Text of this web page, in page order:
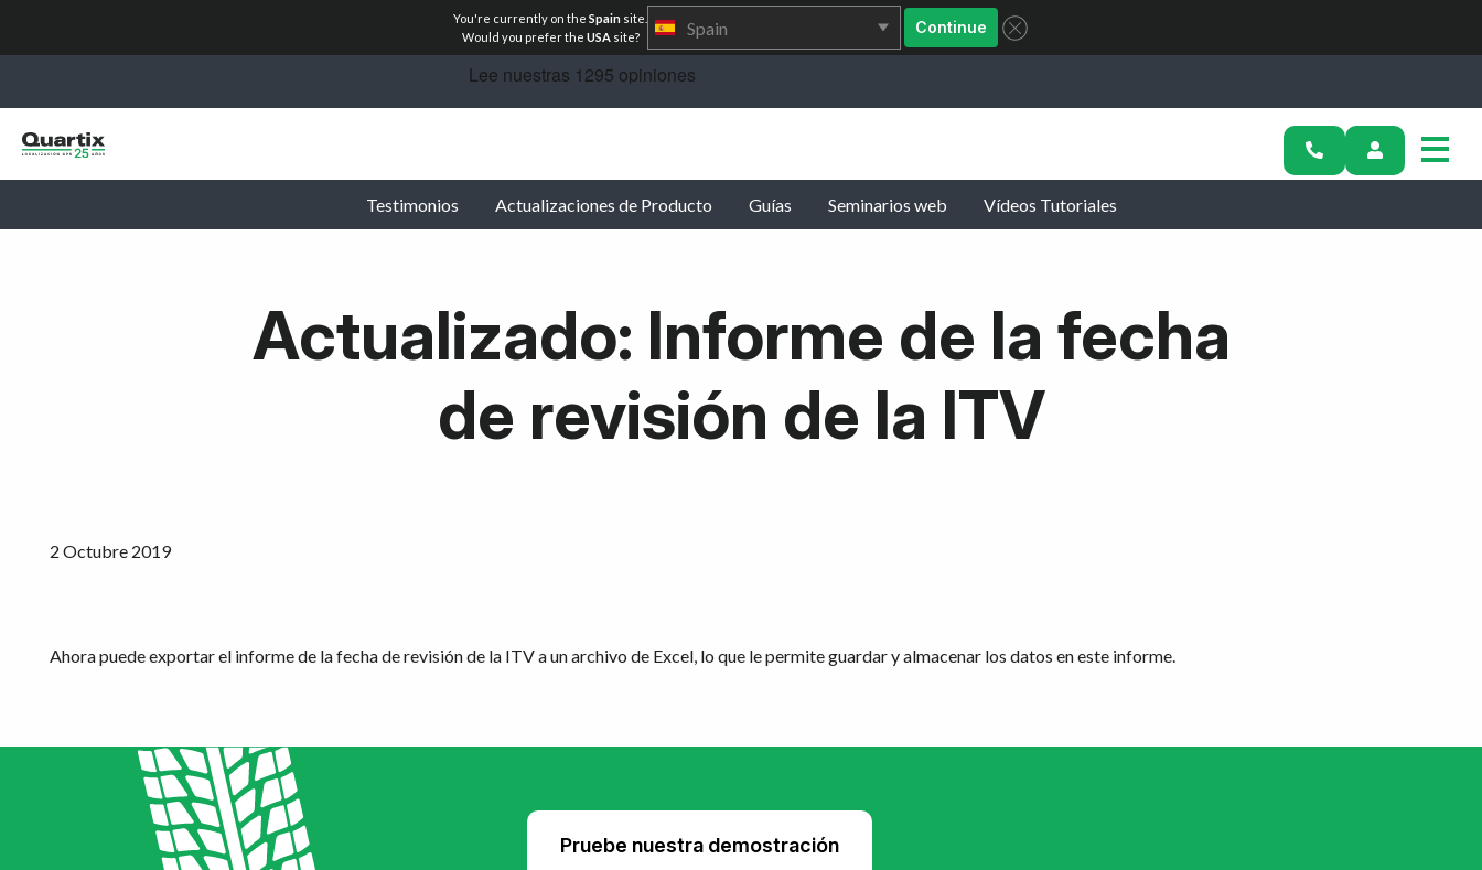
You're currently on the Spain site.
Would you prefer the USAsite? Spain Continue
Testimonios Actualizaciones de Producto Guías Seminarios web Vídeos Tutoriales
Actualizado: Informe de la fecha
de revisión de la ITV
2 Octubre 2019
Ahora puede exportar el informe de la fecha de revisión de la ITV a un archivo de Excel, lo que le permite guardar y almacenar los datos en este informe.
Pruebe nuestra demostración
Historias de éxito